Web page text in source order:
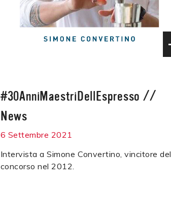
#30AnniMaestriDellEspresso //
News
6 Settembre 2021
Intervista a Simone Convertino, vincitore del
concorso nel 2012.